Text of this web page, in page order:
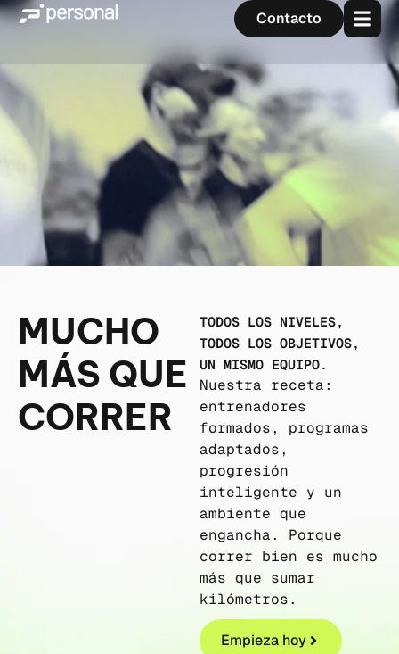
Contacto
MUCHO
MÁS QUE
CORRER
TODOS LOS NIVELES,
TODOS LOS OBJETIVOS,
UN MISMO EQUIPO.
Nuestra receta:
entrenadores
formados, programas
adaptados,
progresión
inteligente y un
ambiente que
engancha. Porque
correr bien es mucho
más que sumar
kilómetros.
Empieza hoy